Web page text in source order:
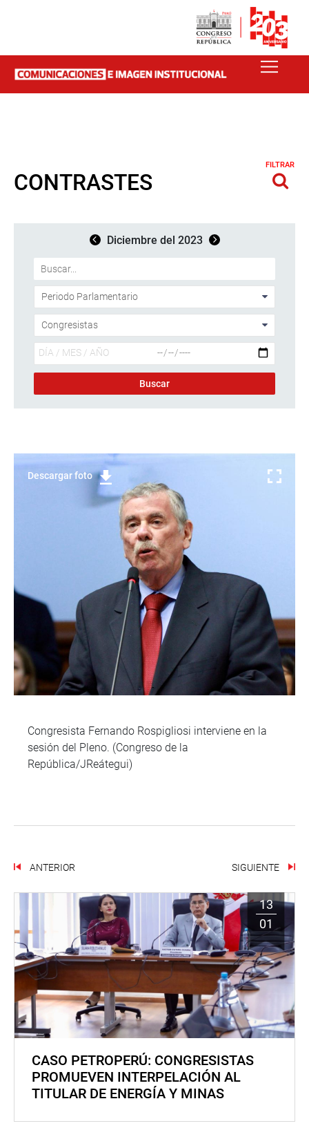
CONTRASTES
FILTRAR
Diciembre del 2023
Descargar foto
Congresista Fernando Rospigliosi interviene en la
sesión del Pleno. (Congreso de la
República/JReátegui)
ANTERIOR SIGUIENTE
13
01
CASO PETROPERÚ: CONGRESISTAS
PROMUEVEN INTERPELACIÓN AL
TITULAR DE ENERGÍA Y MINAS